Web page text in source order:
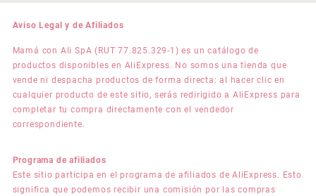
Aviso Legal y de Afiliados
Mamá con Ali SpA (RUT 77.825.329-1) es un catálogo de
productos disponibles en AliExpress. No somos una tienda que
vende ni despacha productos de forma directa: al hacer clic en
cualquier producto de este sitio, serás redirigido a AliExpress para
completar tu compra directamente con el vendedor
correspondiente.
Programa de afiliados
Este sitio participa en el programa de afiliados de AliExpress. Esto
significa que podemos recibir una comisión por las compras